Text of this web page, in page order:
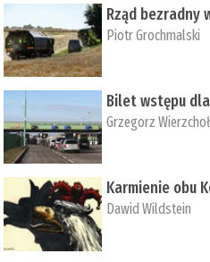
Rząd bezradny
Piotr Grochmalski
Bilet wstępu
Grzegorz
Karmienie obu
Dawid Wildstein